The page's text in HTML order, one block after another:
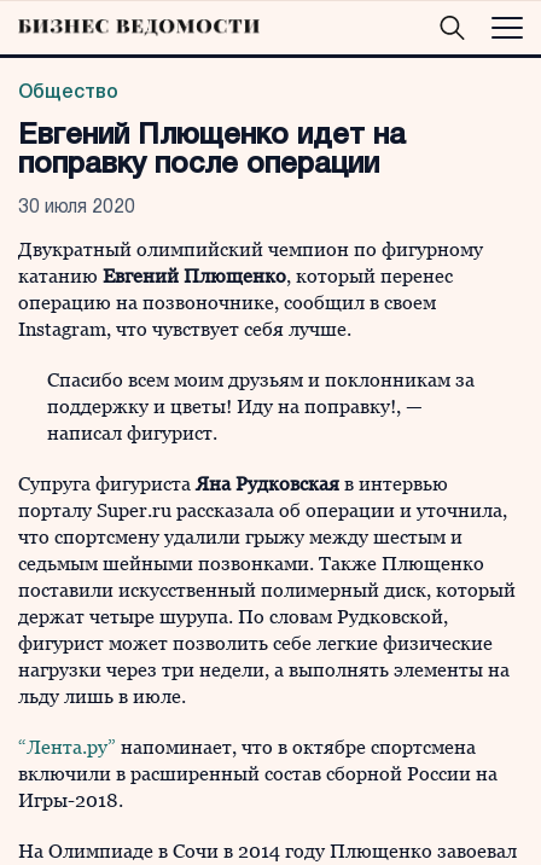
Общество
Евгений Плющенко идет на
поправку после операции
30 июля 2020
Двукратный олимпийский чемпион по фигурному
катанию Евгений Плющенко, который перенес
операцию на позвоночнике, сообщил в своем
Instagram, что чувствует себя лучше.
Спасибо всем моим друзьям и поклонникам за
поддержку и цветы! Иду на поправку!, —
написал фигурист.
Супруга фигуристаЯна Рудковская в интервью
порталу Super.ru рассказала об операции и уточнила,
что спортсмену удалили грыжу между шестым и
седьмым шейными позвонками. Также Плющенко
поставили искусственный полимерный диск, который
держат четыре шурупа. По словам Рудковской,
фигурист может позволить себе легкие физические
нагрузки через три недели, а выполнять элементы на
льду лишь в июле.
“Лента.ру” напоминает, что в октябре спортсмена
включили в расширенный состав сборной России на
Игры-2018.
На Олимпиаде в Сочи в 2014 году Плющенко завоевал